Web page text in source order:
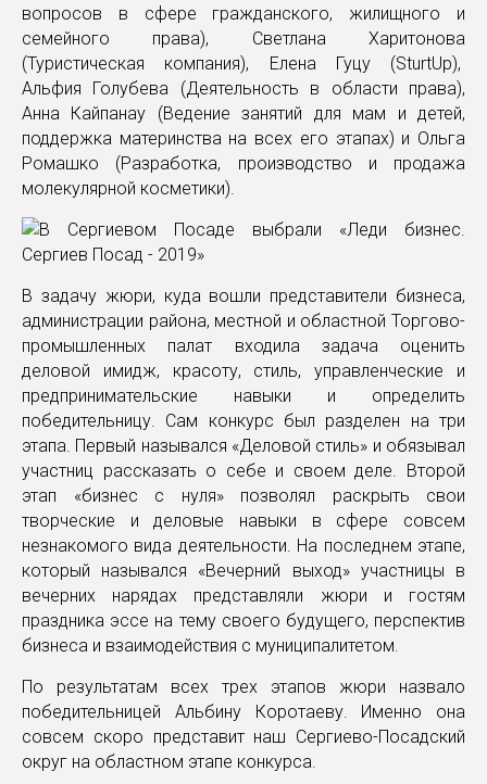
вопросов в сфере гражданского, жилищного и
семейного права), Светлана Харитонова
(Туристическая компания), Елена Гуцу (SturtUp),
Альфия Голубева (Деятельность в области права),
Анна Кайпанау (Ведение занятий для мам и детей,
поддержка материнства на всех его этапах) и Ольга
Ромашко (Разработка, производство и продажа
молекулярной косметики).
В задачу жюри, куда вошли представители бизнеса,
администрации района, местной и областной Торгово-
промышленных палат входила задача оценить
деловой имидж, красоту, стиль, управленческие и
предпринимательские навыки и определить
победительницу. Сам конкурс был разделен на три
этапа. Первый назывался «Деловой стиль» и обязывал
участниц рассказать о себе и своем деле. Второй
этап «бизнес с нуля» позволял раскрыть свои
творческие и деловые навыки в сфере совсем
незнакомого вида деятельности. На последнем этапе,
который назывался «Вечерний выход» участницы в
вечерних нарядах представляли жюри и гостям
праздника эссе на тему своего будущего, перспектив
бизнеса и взаимодействия с муниципалитетом.
По результатам всех трех этапов жюри назвало
победительницей Альбину Коротаеву. Именно она
совсем скоро представит наш Сергиево-Посадский
округ на областном этапе конкурса.